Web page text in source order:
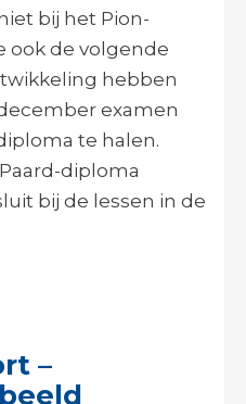
bij het Pion-
ook de volgende
hebben
examen
te halen.
diploma
bij de lessen in de
–